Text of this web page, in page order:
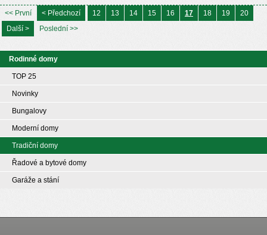
<< První < Předchozí 12 13 14 15 16 17 18 19
20
Další >
Poslední >>
Rodinné domy
TOP 25
Novinky
Bungalovy
Moderní domy
Tradiční domy
Řadové a bytové domy
Garáže a stání